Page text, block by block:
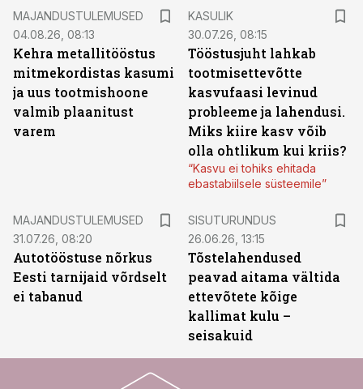
MAJANDUSTULEMUSED
04.08.26, 08:13
Kehra metallitööstus
mitmekordistas kasumi
ja uus tootmishoone
valmib plaanitust
varem
KASULIK
30.07.26, 08:15
Tööstusjuht lahkab
tootmisettevõtte
kasvufaasi levinud
probleeme ja lahendusi.
Miks kiire kasv võib
olla ohtlikum kui kriis?
“Kasvu ei tohiks ehitada
ebastabiilsele süsteemile”
MAJANDUSTULEMUSED
31.07.26, 08:20
Autotööstuse nõrkus
Eesti tarnijaid võrdselt
ei tabanud
SISUTURUNDUS
26.06.26, 13:15
Tõstelahendused
peavad aitama vältida
ettevõtete kõige
kallimat kulu –
seisakuid